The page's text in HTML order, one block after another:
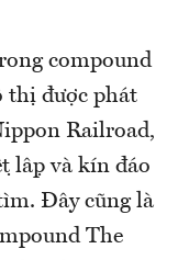
compound
thị được phát
Railroad,
lập và kín đáo
Đây cũng là
The